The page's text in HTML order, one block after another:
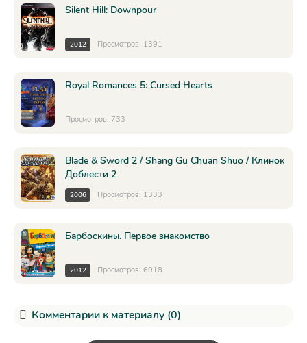
Silent Hill: Downpour
2012 Просмотров: 1391
Royal Romances 5: Cursed Hearts
Просмотров: 733
Blade & Sword 2 / Shang Gu Chuan Shuo / Клинок
Доблести 2
2006 Просмотров: 1333
Барбоскины. Первое знакомство
2012 Просмотров: 6918
Комментарии к материалу (0)